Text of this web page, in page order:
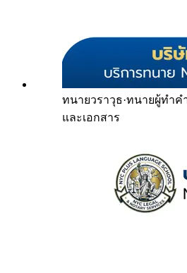
ทนายวราวุธ·ทนายผู้ทำค
และเอกสาร